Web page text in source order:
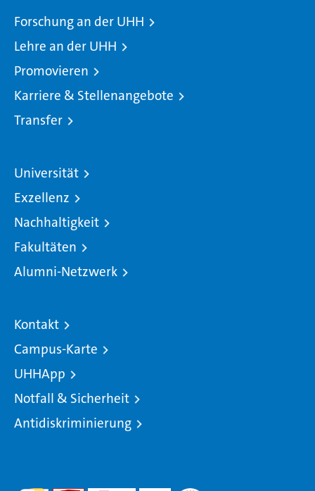
Forschung an der UHH
Lehre an der UHH
Promovieren
Karriere & Stellenangebote
Transfer
Universität
Exzellenz
Nachhaltigkeit
Fakultäten
Alumni-Netzwerk
Kontakt
Campus-Karte
UHHApp
Notfall & Sicherheit
Antidiskriminierung